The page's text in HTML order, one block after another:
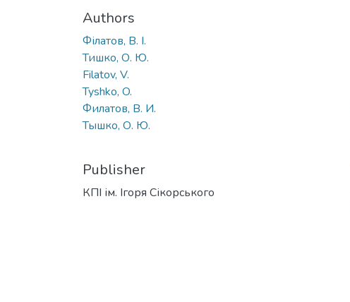
Authors
Філатов, В. І.
Тишко, О. Ю.
Filatov, V.
Tyshko, O.
Филатов, В. И.
Тышко, О. Ю.
Publisher
КПІ ім. Ігоря Сікорського